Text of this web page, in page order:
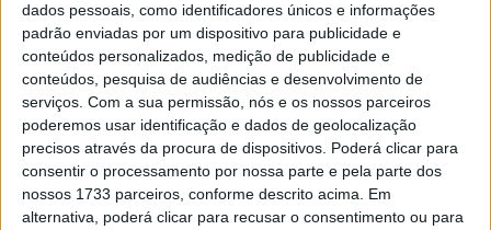
dados pessoais, como identificadores únicos e informações
padrão enviadas por um dispositivo para publicidade e
conteúdos personalizados, medição de publicidade e
conteúdos, pesquisa de audiências e desenvolvimento de
serviços. Com a sua permissão, nós e os nossos parceiros
poderemos usar identificação e dados de geolocalização
precisos através da procura de dispositivos. Poderá clicar para
consentir o processamento por nossa parte e pela parte dos
nossos 1733 parceiros, conforme descrito acima. Em
alternativa, poderá clicar para recusar o consentimento ou para
A meta ficará instalada na Rua Amadeu Ferraz de
Carvalho, junto ao pavilhão municipal de Tondela, com o
traçado do percurso a circundar aquela zona da cidade.
Nesta prova de ciclismo feminino são esperadas em
Tondela cerca de 150 atletas de Portugal e Espanha.
Esta e outras notícias para ouvir na Estação Diária – 96.8